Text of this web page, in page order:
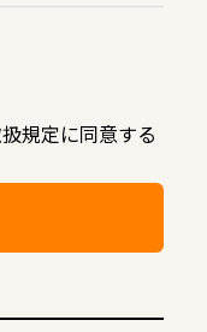
規定に同意する